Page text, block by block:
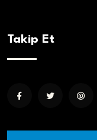
Takip Et